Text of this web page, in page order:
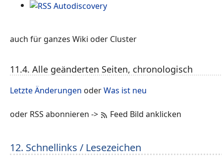
auch für ganzes Wiki oder Cluster
11.4. Alle geänderten Seiten, chronologisch
Letzte Änderungen oderWas ist neu
oder RSS abonnieren -> Feed Bild anklicken
12. Schnellinks / Lesezeichen